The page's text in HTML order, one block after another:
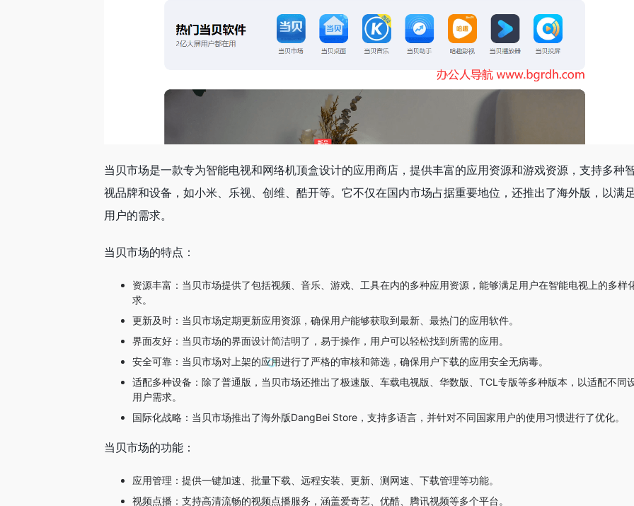
当贝市场是一款专为智能电视和网络机顶盒设计的应用商店，提供丰富的应用资源和游戏资源，支持多种
视品牌和设备，如小米、乐视、创维、酷开等。它不仅在国内市场占据重要地位，还推出了海外版，以满
用户的需求。
当贝市场的特点：
资源丰富：当贝市场提供了包括视频、音乐、游戏、工具在内的多种应用资源，能够满足用户在智能电视上的多样
求。
更新及时：当贝市场定期更新应用资源，确保用户能够获取到最新、最热门的应用软件。
界面友好：当贝市场的界面设计简洁明了，易于操作，用户可以轻松找到所需的应用。
安全可靠：当贝市场对上架的应用进行了严格的审核和筛选，确保用户下载的应用安全无病毒。
适配多种设备：除了普通版，当贝市场还推出了极速版、车载电视版、华数版、TCL专版等多种版本，以适配不同
用户需求。
国际化战略：当贝市场推出了海外版DangBei Store，支持多语言，并针对不同国家用户的使用习惯进行了优化。
当贝市场的功能：
应用管理：提供一键加速、批量下载、远程安装、更新、测网速、下载管理等功能。
视频点播：支持高清流畅的视频点播服务，涵盖爱奇艺、优酷、腾讯视频等多个平台。